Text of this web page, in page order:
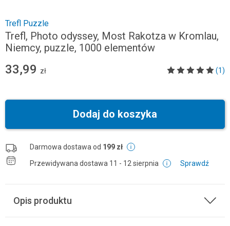
Trefl Puzzle
Trefl, Photo odyssey, Most Rakotza w Kromlau,
Niemcy, puzzle, 1000 elementów
33,99 zł (1)
Dodaj do koszyka
Darmowa dostawa od 199 zł
Przewidywana dostawa 11 - 12 sierpnia Sprawdź
Opis produktu